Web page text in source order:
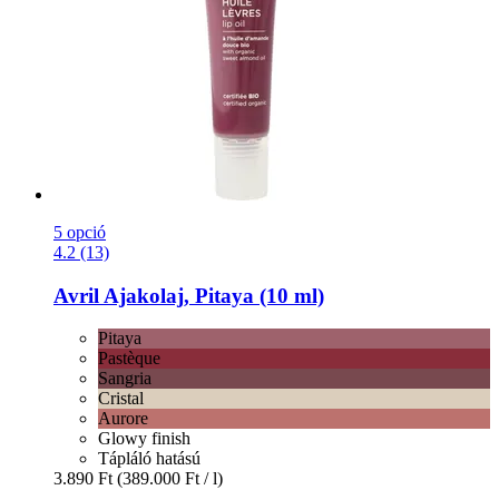
5 opció
4.2 (13)
Avril Ajakolaj, Pitaya (10 ml)
Pitaya
Pastèque
Sangria
Cristal
Aurore
Glowy finish
Tápláló hatású
3.890 Ft (389.000 Ft / l)